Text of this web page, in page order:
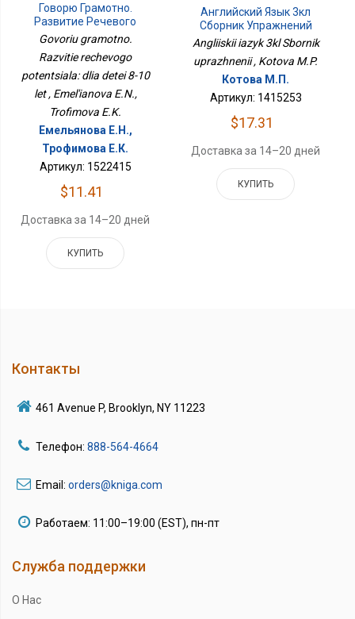
Говорю Грамотно.
Развитие Речевого
Потенциала: Для Детей
8-10 Лет
Govoriu gramotno.
Razvitie rechevogo
potentsiala: dlia detei 8-10
let , Emel'ianova E.N.,
Trofimova E.K.
Емельянова Е.Н.,
Трофимова Е.К.
Артикул: 1522415
$11.41
Доставка за 14–20 дней
КУПИТЬ
Английский Язык 3кл
Сборник Упражнений
Angliiskii iazyk 3kl Sbornik
uprazhnenii , Kotova M.P.
Котова М.П.
Артикул: 1415253
$17.31
Доставка за 14–20 дней
КУПИТЬ
Контакты
461 Avenue P, Brooklyn, NY 11223
Телефон: 888-564-4664
Email: orders@kniga.com
Работаем: 11:00–19:00 (EST), пн-пт
Служба поддержки
О Нас